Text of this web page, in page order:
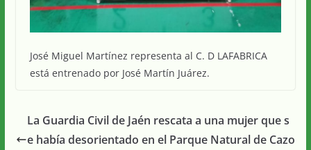
José Miguel Martínez representa al C. D LAFABRICA
está entrenado por José Martín Juárez.
La Guardia Civil de Jaén rescata a una mujer que s
e había desorientado en el Parque Natural de Cazo